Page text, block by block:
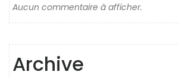
Aucun commentaire à afficher.
Archive